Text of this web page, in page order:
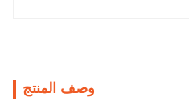
وصف المنتج